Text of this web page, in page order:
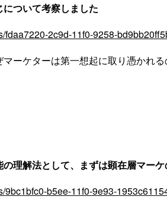
について考察しました
fdaa7220-2c9d-11f0-9258-
ーケターは第一想起に取り憑かれる
理解法として、まずは顕在層マー
9bc1bfc0-b5ee-11f0-9e93-